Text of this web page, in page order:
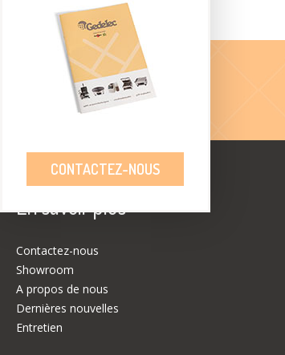
CONTACTEZ-NOUS
Large gamme
En savoir plus
Contactez-nous
Showroom
A propos de nous
Dernières nouvelles
Entretien